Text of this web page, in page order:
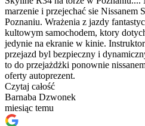
marzenie i przejechać sie Nissanem
Poznaniu. Wrażenia z jazdy
kultowym samochodem, ktory
jedynie na ekranie w kinie.
przejazd byl bezpieczny i
to do przejażdżki ponownie
oferty autoprezent.
Czytaj całość
Barnaba Dzwonek
miesiąc temu